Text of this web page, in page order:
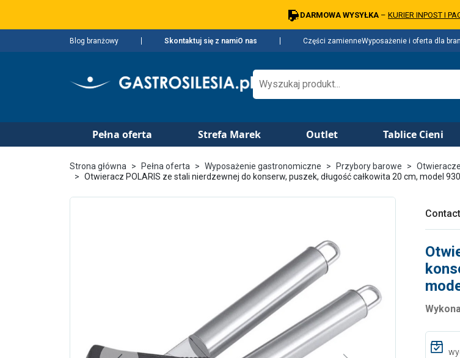
DARMOWA WYSYŁKA – KURIER INPOST I
Blog branżowy Skontaktuj się z namiO nas Części zamienneWyposażenie i oferta dla
Pełna oferta Strefa Marek Outlet Tablice Cieni
Strona główna Pełna oferta Wyposażenie gastronomiczne Przybory barowe Otwieracze
Otwieracz POLARIS ze stali nierdzewnej do konserw, puszek, długość całkowita 20 cm, model